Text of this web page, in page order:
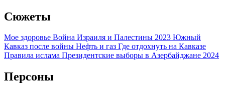
Сюжеты
Мое здоровье Война Израиля и Палестины 2023 Южный
Кавказ после войны Нефть и газ Где отдохнуть на Кавказе
Правила ислама Президентские выборы в Азербайджане 2024
Персоны